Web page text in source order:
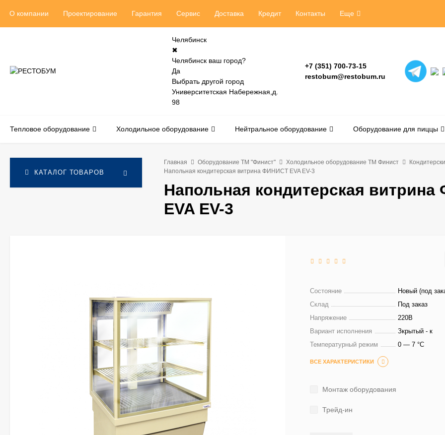
О компании Проектирование Гарантия Сервис Доставка Кредит Контакты Еще
Челябинск
✖
Челябинск ваш город?
Да
Выбрать другой город
Университетская Набережная,д.
98
+7 (351) 700-73-15
restobum@restobum.ru
Тепловое оборудование Холодильное оборудование Нейтральное оборудование Оборудование для пиццы
КАТАЛОГ ТОВАРОВ
Главная Оборудование ТМ "Финист" Холодильное оборудование ТМ Финист
Напольная кондитерская витрина ФИНИСТ EVA EV-3
Напольная кондитерская
EVA EV-3
Состояние
Новый (под
Склад
Под заказ
Напряжение
220В
Вариант исполнения
Зкрытый - к
Температурный режим
0 — 7 °C
ВСЕ ХАРАКТЕРИСТИКИ
Монтаж оборудования
Трейд-ин